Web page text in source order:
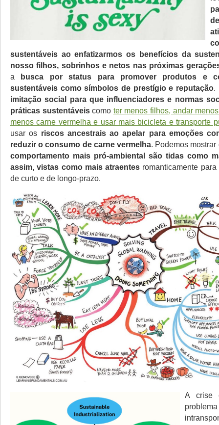
sustentáveis ao enfatizarmos os benefícios da
nosso filhos, sobrinhos e netos nas próximas
a busca por status para promover produtos e
sustentáveis como símbolos de prestígio e reputação.
imitação social para que influenciadores e normas
práticas sustentáveiscomo ter menos filhos, andar
menos carne vermelha e usar mais bicicleta e transporte
usar os riscos ancestrais ao apelar para emoções
reduzir o consumo de carne vermelha. Podemos
comportamento mais pró-ambiental são tidas como
assim, vistas como mais atraentes romanticamente
de curto e de longo-prazo.
A crise